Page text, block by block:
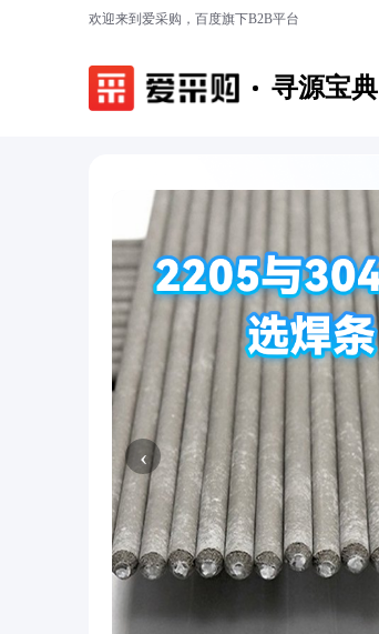
欢迎来到爱采购，百度旗下B2B平台
寻源宝典
‹